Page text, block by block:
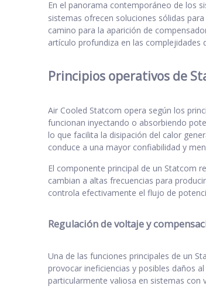
En el panorama contemporáneo de los
sistemas ofrecen soluciones sólidas
camino para la aparición de
artículo profundiza en las complejidades
Principios operativos de
Air Cooled Statcom opera según los
funcionan inyectando o absorbiendo
lo que facilita la disipación del calor
conduce a una mayor confiabilidad y
El componente principal de un Statcom
cambian a altas frecuencias para
controla efectivamente el flujo de
Regulación de voltaje y
Una de las funciones principales de un
provocar ineficiencias y posibles daños
particularmente valiosa en sistemas con